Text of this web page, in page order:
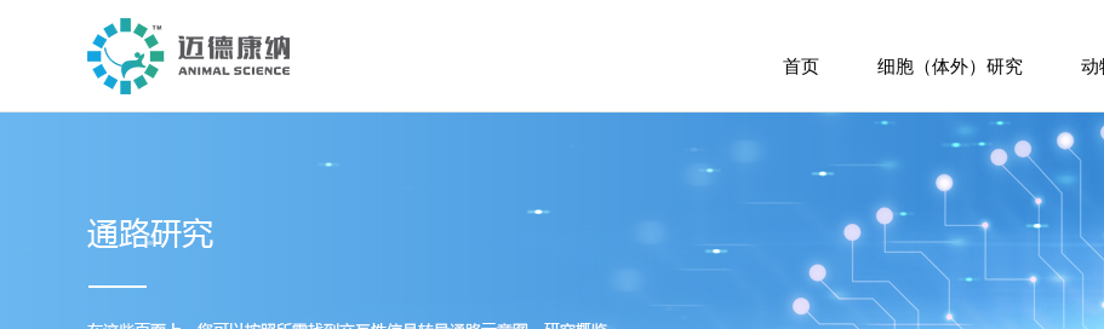
首页 细胞（体外）研究 动